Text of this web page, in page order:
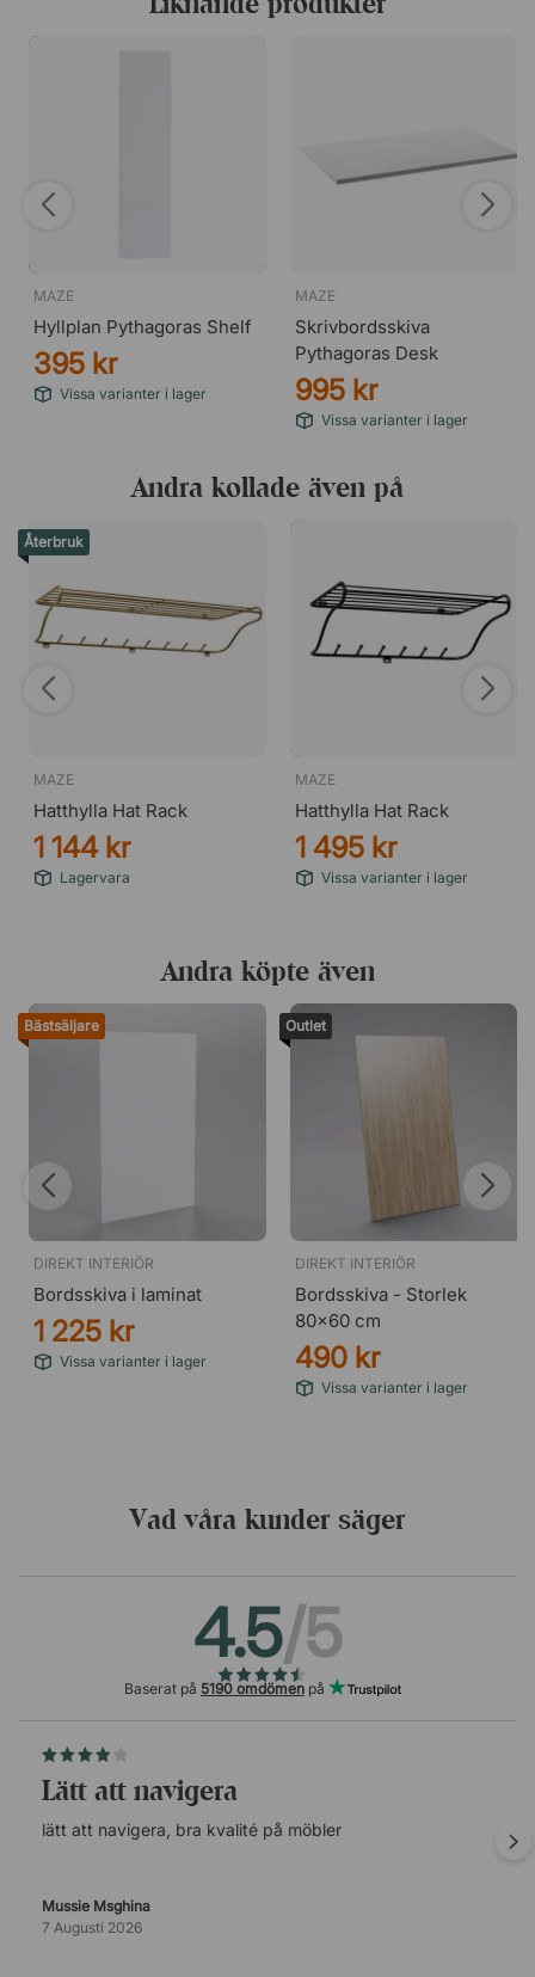
MAZE
Hyllplan Pythagoras Shelf
395 kr
Vissa varianter i lager
MAZE
Skrivbordsskiva
Pythagoras Desk
995 kr
Vissa varianter i lager
Andra kollade även på
Återbruk
MAZE
Hatthylla Hat Rack
1 144 kr
Lagervara
MAZE
Hatthylla Hat Rack
1 495 kr
Vissa varianter i lager
Andra köpte även
Bästsäljare
DIREKT INTERIÖR
Bordsskiva i laminat
1 225 kr
Vissa varianter i lager
Outlet
DIREKT INTERIÖR
Bordsskiva - Storlek
80x60 cm
490 kr
Vissa varianter i lager
Vad våra kunder säger
4.5/5
Baserat på 5190 omdömenpå
lätt att navigera
lätt att navigera, bra kvalité på möbler
Mussie Msghina
7 Augusti 2026